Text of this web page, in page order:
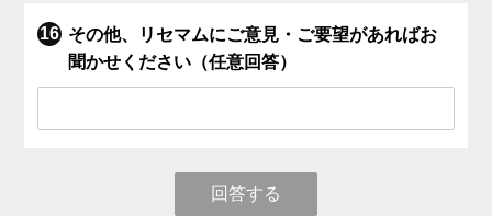
その他、リセマムにご意見・ご要望があればお
聞かせください（任意回答）
回答する